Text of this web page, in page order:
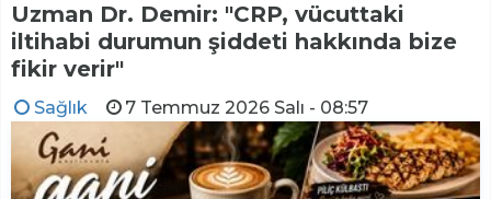
Uzman Dr. Demir: "CRP, vücuttaki
iltihabi durumun şiddeti hakkında bize
fikir verir"
Sağlık 7 Temmuz 2026 Salı - 08:57